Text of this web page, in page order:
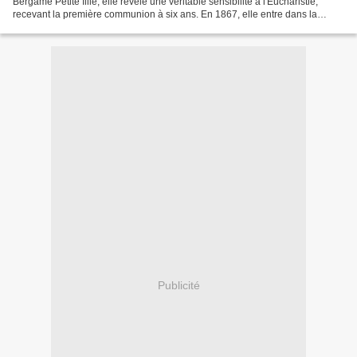
recevant la première communion à six ans. En 1867, elle entre dans la
Publicité